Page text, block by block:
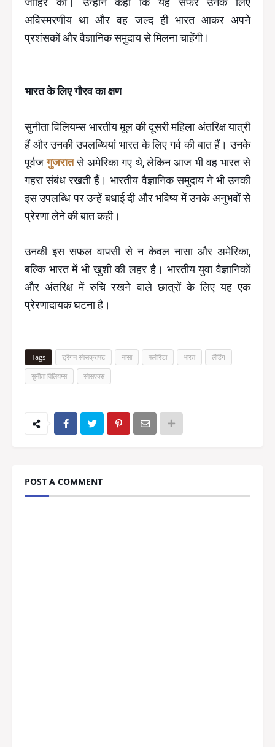
अविस्मरणीय था और वह जल्द ही भारत आकर अपने
प्रशंसकों और वैज्ञानिक समुदाय से मिलना चाहेंगी।
भारत के लिए गौरव का क्षण
सुनीता विलियम्स भारतीय मूल की दूसरी महिला अंतरिक्ष यात्री
हैं और उनकी उपलब्धियां भारत के लिए गर्व की बात हैं। उनके
पूर्वजगुजरातसे अमेरिका गए थे, लेकिन आज भी वह भारत से
गहरा संबंध रखती हैं। भारतीय वैज्ञानिक समुदाय ने भी उनकी
इस उपलब्धि पर उन्हें बधाई दी और भविष्य में उनके अनुभवों से
प्रेरणा लेने की बात कही।
उनकी इस सफल वापसी से न केवल नासा और अमेरिका,
बल्कि भारत में भी खुशी की लहर है। भारतीय युवा वैज्ञानिकों
और अंतरिक्ष में रुचि रखने वाले छात्रों के लिए यह एक
प्रेरणादायक घटना है।
Tags ड्रैगन स्पेसक्राफ्ट नासा फ्लोरिडा भारत लैंडिंग
सुनीता विलियम्स स्पेसएक्स
POST A COMMENT